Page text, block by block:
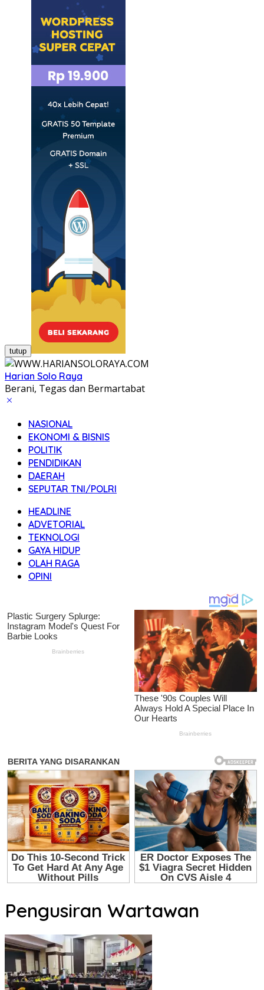
tutup
Harian Solo Raya
Berani, Tegas dan Bermartabat
NASIONAL
EKONOMI & BISNIS
POLITIK
PENDIDIKAN
DAERAH
SEPUTAR TNI/POLRI
HEADLINE
ADVETORIAL
TEKNOLOGI
GAYA HIDUP
OLAH RAGA
OPINI
Pengusiran Wartawan